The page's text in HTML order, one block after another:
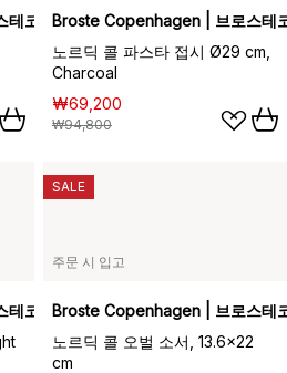
테코펜하겐Broste Copenhagen | 브로스테
노르딕 콜 파스타 접시 Ø29 cm,
Charcoal
₩69,200
₩94,800
테코펜하겐
주문 시 입고
Broste Copenhagen | 브로스테
노르딕 콜 오벌 소서, 13.6x22
cm
SALE